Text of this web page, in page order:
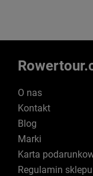
O nas
Kontakt
Blog
Marki
Karta
Regulamin sklepu